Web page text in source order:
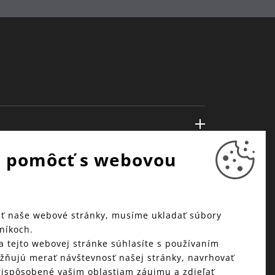
s webovou
naše webové stránky, musíme ukladať súbory
tejto webovej stránke súhlasíte s používaním
merať návštevnosť našej stránky, navrhovať
vašim oblastiam záujmu a zdieľať